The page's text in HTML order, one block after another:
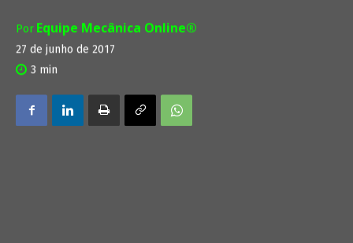
Por Equipe Mecânica Online®
27 de junho de 2017
3 min